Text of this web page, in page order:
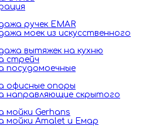
ручек EMAR
моек из искусственного
вытяжек на кухню
стрейч
посудомоечные
офисные опоры
направляющие скрытого
мойки Gerhans
мойки Amalet и Емар